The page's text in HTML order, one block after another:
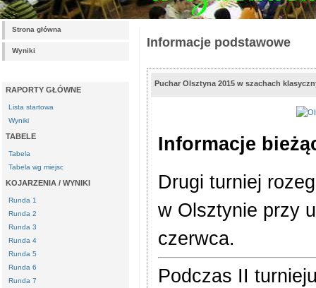
Strona główna
Wyniki
RAPORTY GŁÓWNE
Lista startowa
Wyniki
TABELE
Tabela
Tabela wg miejsc
KOJARZENIA / WYNIKI
Runda 1
Runda 2
Runda 3
Runda 4
Runda 5
Runda 6
Runda 7
Informacje podstawowe
Puchar Olsztyna 2015 w szachach
Informacje
Drugi turniej
w Olsztynie przy
czerwca.
Podczas II